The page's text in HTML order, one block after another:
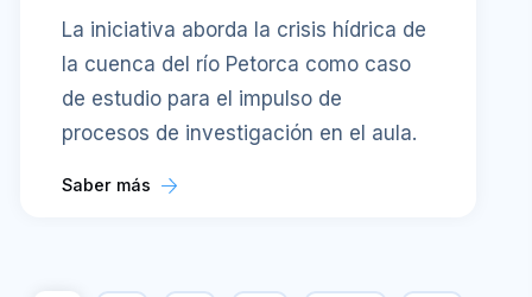
La iniciativa aborda la crisis hídrica de
la cuenca del río Petorca como caso
de estudio para el impulso de
procesos de investigación en el aula.
Saber más